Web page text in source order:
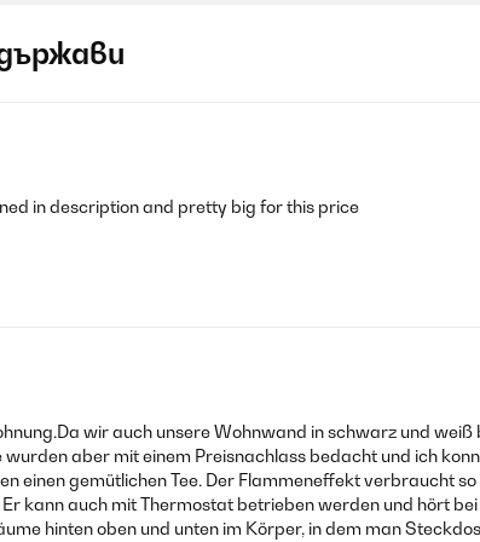
in description and pretty big for this price
wir auch unsere Wohnwand in schwarz und
aber mit einem Preisnachlass bedacht und ich
einen gemütlichen Tee. Der Flammeneffekt verbraucht
kann auch mit Thermostat betrieben werden und hört
hinten oben und unten im Körper, in dem man